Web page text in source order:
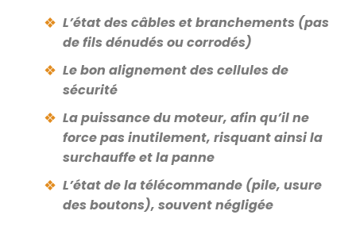
L’état des câbles et branchements (pas
de fils dénudés ou corrodés)
Le bon alignement des cellules de
sécurité
La puissance du moteur, afin qu’il ne
force pas inutilement, risquant ainsi la
surchauffe et la panne
L’état de la télécommande (pile, usure
des boutons), souvent négligée